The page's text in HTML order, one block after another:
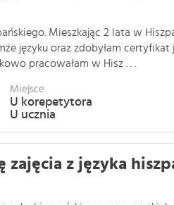
Mieszkając 2 lata w
języku oraz zdobyłam certyfikat
pracowałam w Hisz . . .
Miejsce
U korepetytora
U ucznia
zajęcia z języka